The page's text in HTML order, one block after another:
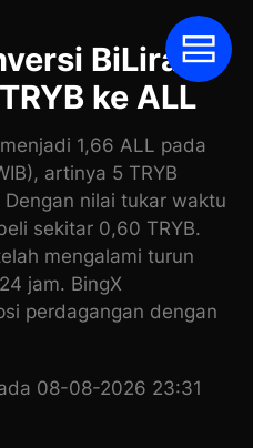
BiLira
ke ALL
1,66 ALL pada
artinya 5 TRYB
nilai tukar waktu
sekitar 0,60 TRYB.
mengalami turun
jam. BingX
perdagangan dengan
08-08-2026 23:31